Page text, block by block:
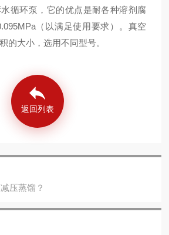
环泵，它的优点是耐各种溶剂腐
（以满足使用要求）。真空
的大小，选用不同型号。
返回列表
压蒸馏？